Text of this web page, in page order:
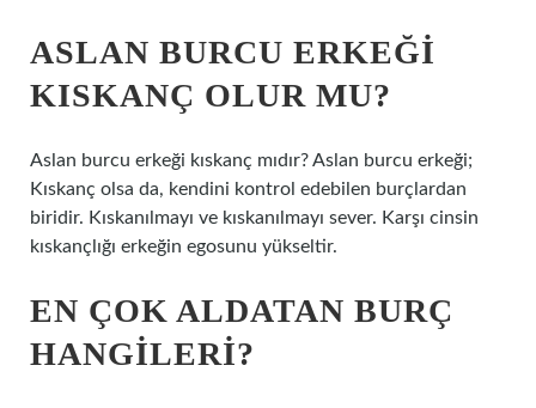
ASLAN BURCU ERKEĞI
KISKANÇ OLUR MU?
Aslan burcu erkeği kıskanç mıdır? Aslan burcu erkeği;
Kıskanç olsa da, kendini kontrol edebilen burçlardan
biridir. Kıskanılmayı ve kıskanılmayı sever. Karşı cinsin
kıskançlığı erkeğin egosunu yükseltir.
EN ÇOK ALDATAN BURÇ
HANGILERI?